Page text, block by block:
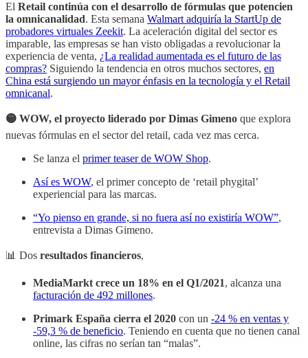
El Retail continúa con el desarrollo de fórmulas que potencien
la omnicanalidad. Esta semana Walmart adquiría la StartUp de
probadores virtuales Zeekit. La aceleración digital del sector es
imparable, las empresas se han visto obligadas a revolucionar la
experiencia de venta, ¿La realidad aumentada es el futuro de las
compras? Siguiendo la tendencia en otros muchos sectores, en
China está surgiendo un mayor énfasis en la tecnología y el Retail
omnicanal.
🟡 WOW, el proyecto liderado por Dimas Gimeno que explora
nuevas fórmulas en el sector del retail, cada vez mas cerca.
Se lanza el primer teaser de WOW Shop.
Así es WOW, el primer concepto de ‘retail phygital’
experiencial para las marcas.
“Yo pienso en grande, si no fuera así no existiría WOW”,
entrevista a Dimas Gimeno.
📊 Dos resultados financieros,
MediaMarkt crece un 18% en el Q1/2021, alcanza una
facturación de 492 millones.
Primark España cierra el 2020 con un -24 % en ventas y
-59,3 % de beneficio. Teniendo en cuenta que no tienen canal
online, las cifras no serían tan “malas”.